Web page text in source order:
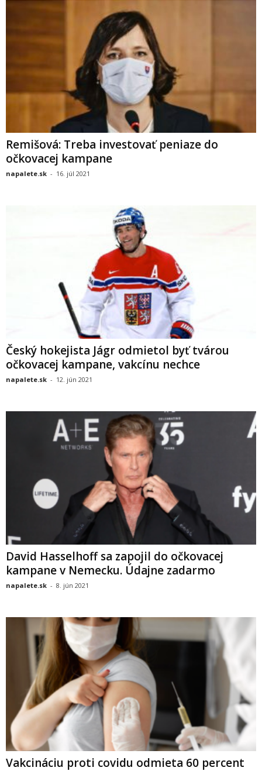
Remišová: Treba investovať peniaze do
očkovacej kampane
napalete.sk - 16. júl 2021
Český hokejista Jágr odmietol byť tvárou
očkovacej kampane, vakcínu nechce
napalete.sk - 12. jún 2021
David Hasselhoff sa zapojil do očkovacej
kampane v Nemecku. Údajne zadarmo
napalete.sk - 8. jún 2021
Vakcináciu proti covidu odmieta 60 percent